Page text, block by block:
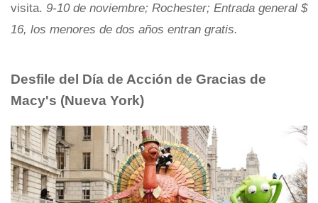
visita. 9-10 de noviembre; Rochester; Entrada general $
16, los menores de dos años entran gratis.
Desfile del Día de Acción de Gracias de
Macy's (Nueva York)